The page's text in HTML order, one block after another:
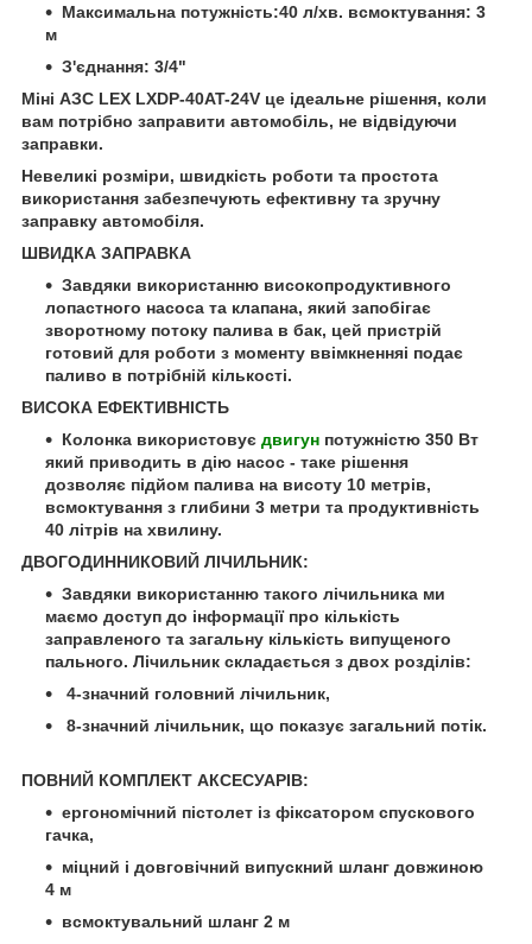
Максимальна потужність:40 л/хв. всмоктування: 3
м
З'єднання: 3/4"
Міні АЗС LEX LXDP-40AT-24V це ідеальне рішення, коли
вам потрібно заправити автомобіль, не відвідуючи
заправки.
Невеликі розміри, швидкість роботи та простота
використання забезпечують ефективну та зручну
заправку автомобіля.
ШВИДКА ЗАПРАВКА
Завдяки використанню високопродуктивного
лопастного насоса та клапана, який запобігає
зворотному потоку палива в бак, цей пристрій
готовий для роботи з моменту ввімкненняi подає
паливо в потрібній кількості.
ВИСОКА ЕФЕКТИВНІСТЬ
Колонка використовує двигун потужністю 350 Вт
який приводить в дію насос - таке рішення
дозволяє підйом палива на висоту 10 метрів,
всмоктування з глибини 3 метри та продуктивність
40 літрів на хвилину.
ДВОГОДИННИКОВИЙ ЛІЧИЛЬНИК:
Завдяки використанню такого лічильника ми
маємо доступ до інформації про кількість
заправленого та загальну кількість випущеного
пального. Лічильник складається з двох розділів:
4-значний головний лічильник,
8-значний лічильник, що показує загальний потік.
ПОВНИЙ КОМПЛЕКТ АКСЕСУАРІВ:
ергономічний пістолет із фіксатором спускового
гачка,
міцний і довговічний випускний шланг довжиною
4 м
всмоктувальний шланг 2 м